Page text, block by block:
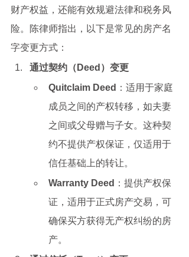
财产权益，还能有效规避法律和税务风
险。陈律师指出，以下是常见的房产名
字变更方式：
通过契约（Deed）变更
Quitclaim Deed ：适用于家庭
成员之间的产权转移，如夫妻
之间或父母赠与子女。这种契
约不提供产权保证，仅适用于
信任基础上的转让。
Warranty Deed ：提供产权保
证，适用于正式房产交易，可
确保买方获得无产权纠纷的房
产。